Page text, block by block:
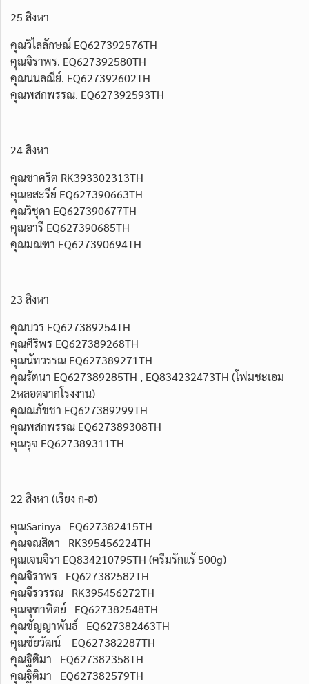
25 สิงหา
คุณวิไลลักษณ์ EQ627392576TH
คุณจิราพร. EQ627392580TH
คุณนนลณีย์. EQ627392602TH
คุณพสกพรรณ. EQ627392593TH
24 สิงหา
คุณชาคริต RK393302313TH
คุณอสะรีย์ EQ627390663TH
คุณวิชุดา EQ627390677TH
คุณอารี EQ627390685TH
คุณมณฑา EQ627390694TH
23 สิงหา
คุณบวร EQ627389254TH
คุณศิริพร EQ627389268TH
คุณนัทวรรณ EQ627389271TH
คุณรัตนา EQ627389285TH , EQ834232473TH (โฟมชะเอม
2หลอดจากโรงงาน)
คุณณภัชชา EQ627389299TH
คุณพสกพรรณ EQ627389308TH
คุณรุจ EQ627389311TH
22 สิงหา (เรียง ก-ฮ)
คุณSarinya EQ627382415TH
คุณจณสิตา RK395456224TH
คุณเจนจิรา EQ834210795TH (ครีมรักแร้ 500g)
คุณจิราพร EQ627382582TH
คุณจีรวรรณ RK395456272TH
คุณจุฑาทิตย์ EQ627382548TH
คุณชัญญาพันธ์ EQ627382463TH
คุณชัยวัฒน์ EQ627382287TH
คุณฐิติมา EQ627382358TH
คุณฐิติมา EQ627382579TH